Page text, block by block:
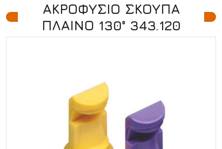
ΑΚΡΟΦΥΣΙΟ ΣΚΟΥΠΑ
ΠΛΑΙΝΟ 130° 343.120